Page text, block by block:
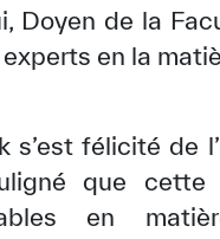
Doyen de la
en la
s’est félicité de
que
en